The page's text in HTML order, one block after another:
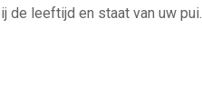
de leeftijd en staat van uw pui.